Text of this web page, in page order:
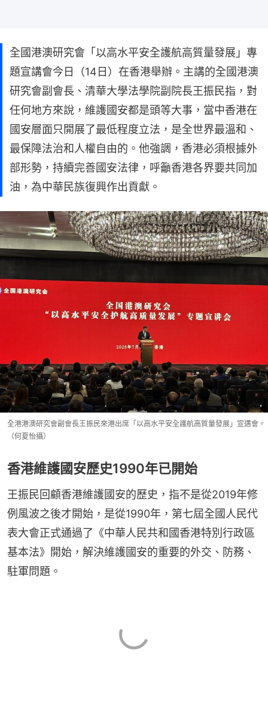
全國港澳研究會「以高水平安全護航高質量發展」專
題宣講會今日（14日）在香港舉辦。主講的全國港澳
研究會副會長、清華大學法學院副院長王振民指，對
任何地方來說，維護國安都是頭等大事，當中香港在
國安層面只開展了最低程度立法，是全世界最溫和、
最保障法治和人權自由的。他強調，香港必須根據外
部形勢，持續完善國安法律，呼籲香港各界要共同加
油，為中華民族復興作出貢獻。
全港港澳研究會副會長王振民來港出席「以高水平安全護航高質量發展」宣遘會。
（何夏怡攝）
香港維護國安歷史1990年已開始
王振民回顧香港維護國安的歷史，指不是從2019年修
例風波之後才開始，是從1990年，第七屆全國人民代
表大會正式通過了《中華人民共和國香港特別行政區
基本法》開始，解決維護國安的重要的外交、防務、
駐軍問題。